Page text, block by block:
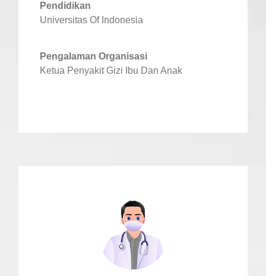
Pendidikan
Universitas Of Indonesia
Pengalaman Organisasi
Ketua Penyakit Gizi Ibu Dan Anak